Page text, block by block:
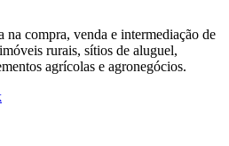
na compra, venda e intermediação de
rurais, sítios de aluguel,
agrícolas e agronegócios.